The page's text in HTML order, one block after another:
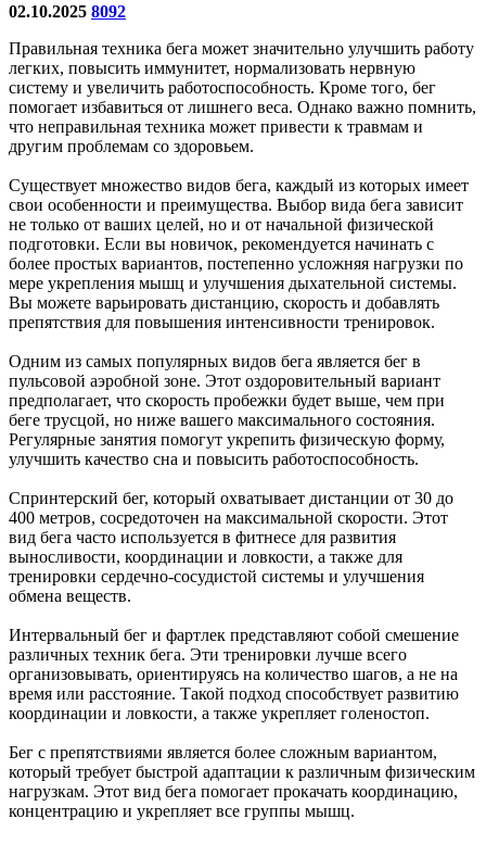
02.10.2025 8092
Правильная техника бега может значительно улучшить работу
легких, повысить иммунитет, нормализовать нервную
систему и увеличить работоспособность. Кроме того, бег
помогает избавиться от лишнего веса. Однако важно помнить,
что неправильная техника может привести к травмам и
другим проблемам со здоровьем.
Существует множество видов бега, каждый из которых имеет
свои особенности и преимущества. Выбор вида бега зависит
не только от ваших целей, но и от начальной физической
подготовки. Если вы новичок, рекомендуется начинать с
более простых вариантов, постепенно усложняя нагрузки по
мере укрепления мышц и улучшения дыхательной системы.
Вы можете варьировать дистанцию, скорость и добавлять
препятствия для повышения интенсивности тренировок.
Одним из самых популярных видов бега является бег в
пульсовой аэробной зоне. Этот оздоровительный вариант
предполагает, что скорость пробежки будет выше, чем при
беге трусцой, но ниже вашего максимального состояния.
Регулярные занятия помогут укрепить физическую форму,
улучшить качество сна и повысить работоспособность.
Спринтерский бег, который охватывает дистанции от 30 до
400 метров, сосредоточен на максимальной скорости. Этот
вид бега часто используется в фитнесе для развития
выносливости, координации и ловкости, а также для
тренировки сердечно-сосудистой системы и улучшения
обмена веществ.
Интервальный бег и фартлек представляют собой смешение
различных техник бега. Эти тренировки лучше всего
организовывать, ориентируясь на количество шагов, а не на
время или расстояние. Такой подход способствует развитию
координации и ловкости, а также укрепляет голеностоп.
Бег с препятствиями является более сложным вариантом,
который требует быстрой адаптации к различным физическим
нагрузкам. Этот вид бега помогает прокачать координацию,
концентрацию и укрепляет все группы мышц.